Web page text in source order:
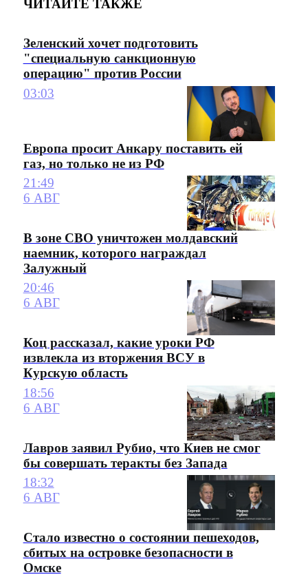
ЧИТАЙТЕ ТАКЖЕ
Зеленский хочет подготовить
"специальную санкционную
операцию" против России
03:03
Европа просит Анкару поставить ей
газ, но только не из РФ
21:49
6 АВГ
В зоне СВО уничтожен молдавский
наемник, которого награждал
Залужный
20:46
6 АВГ
Коц рассказал, какие уроки РФ
извлекла из вторжения ВСУ в
Курскую область
18:56
6 АВГ
Лавров заявил Рубио, что Киев не смог
бы совершать теракты без Запада
18:32
6 АВГ
Стало известно о состоянии пешеходов,
сбитых на островке безопасности в
Омске